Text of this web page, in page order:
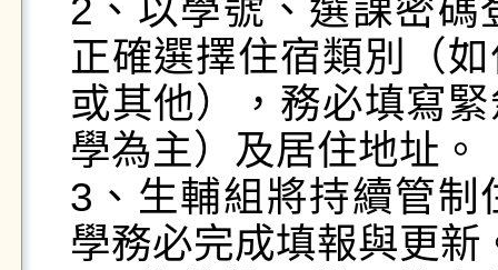
2、以學號、選課密
正確選擇住宿類別（
或其他），務必填寫
學為主）及居住地址。
3、生輔組將持續管
學務必完成填報與更新